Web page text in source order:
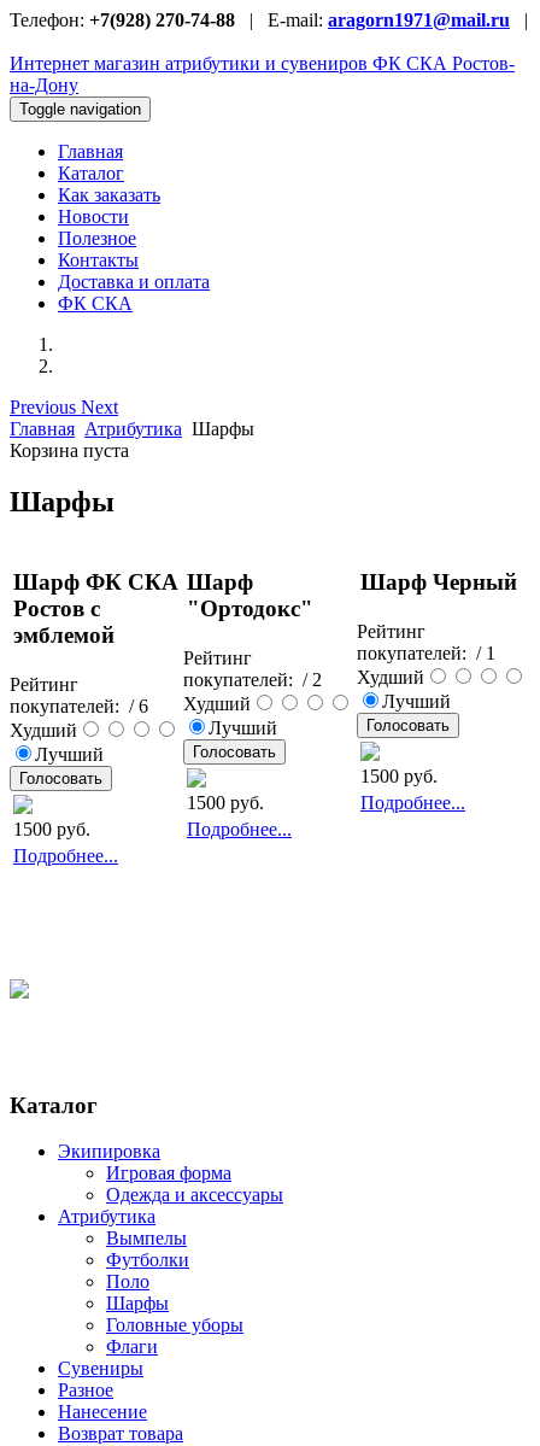
Телефон: +7(928) 270-74-88 | E-mail: aragorn1971@mail.ru |
Интернет магазин атрибутики и сувениров ФК СКА Ростов-
на-Дону
Toggle navigation
Главная
Каталог
Как заказать
Новости
Полезное
Контакты
Доставка и оплата
ФК СКА
Previous Next
Главная Атрибутика Шарфы
Корзина пуста
Шарфы
Шарф ФК СКА
Ростов с
эмблемой
Рейтинг
покупателей: / 6
Худший
Лучший
1500 руб.
Подробнее...
Шарф
"Ортодокс"
Рейтинг
покупателей: / 2
Худший
Лучший
1500 руб.
Подробнее...
Шарф Черный
Рейтинг
покупателей: / 1
Худший
Лучший
1500 руб.
Подробнее...
Каталог
Экипировка
Игровая форма
Одежда и аксессуары
Атрибутика
Вымпелы
Футболки
Поло
Шарфы
Головные уборы
Флаги
Сувениры
Разное
Нанесение
Возврат товара